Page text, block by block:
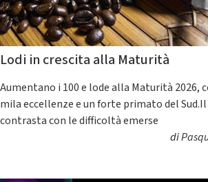
Lodi in crescita alla Maturità
Aumentano i 100 e lode alla Maturità 2026,
mila eccellenze e un forte primato del
contrasta con le difficoltà emerse
di